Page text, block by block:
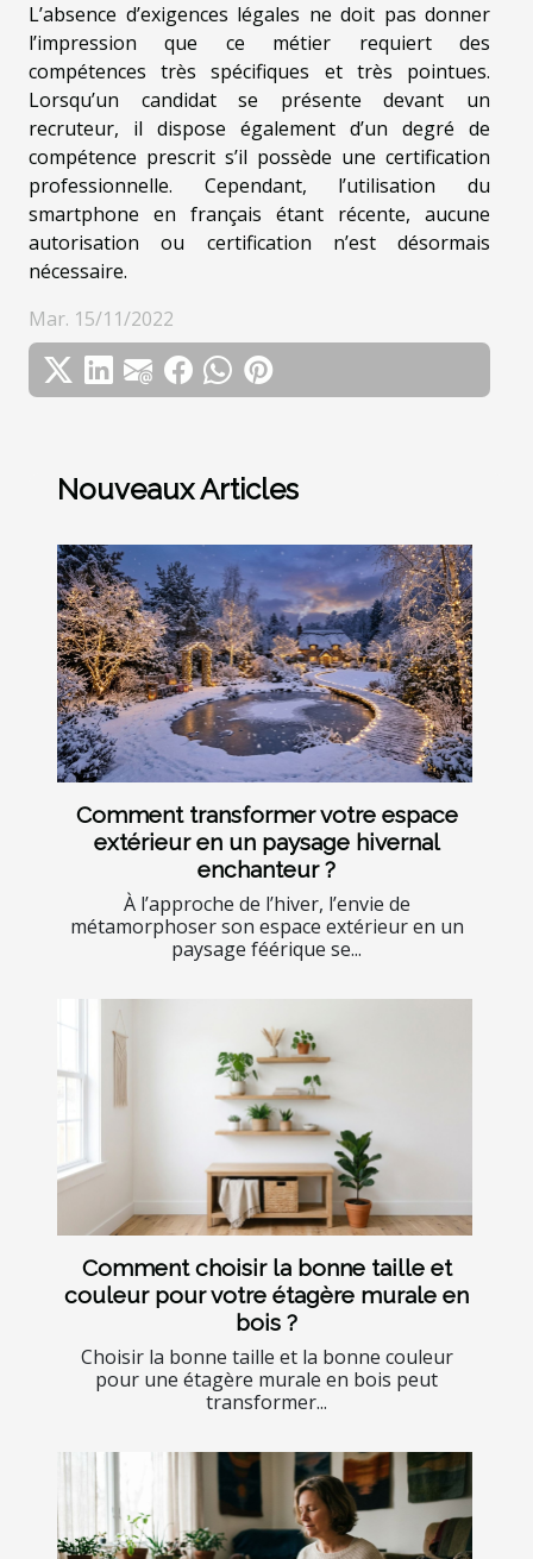
L’absence d’exigences légales ne doit pas donner
l’impression que ce métier requiert des
compétences très spécifiques et très pointues.
Lorsqu’un candidat se présente devant un
recruteur, il dispose également d’un degré de
compétence prescrit s’il possède une certification
professionnelle. Cependant, l’utilisation du
smartphone en français étant récente, aucune
autorisation ou certification n’est désormais
nécessaire.
Mar. 15/11/2022
Nouveaux Articles
Comment transformer votre espace
extérieur en un paysage hivernal
enchanteur ?
À l’approche de l’hiver, l’envie de
métamorphoser son espace extérieur en un
paysage féérique se...
Comment choisir la bonne taille et
couleur pour votre étagère murale en
bois ?
Choisir la bonne taille et la bonne couleur
pour une étagère murale en bois peut
transformer...